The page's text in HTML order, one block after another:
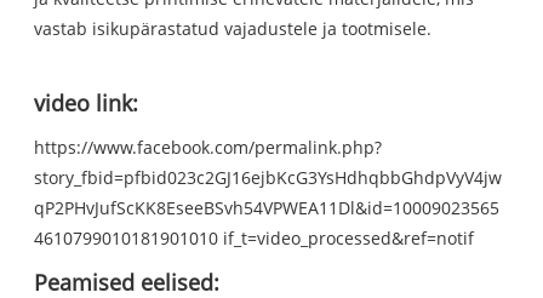
vastab isikupärastatud vajadustele ja tootmisele.
video link:
https://www.facebook.com/permalink.php?
story_fbid=pfbid023c2GJ16ejbKcG3YsHdhqbbGhdpVyV4jw
qP2PHvJufScKK8EseeBSvh54VPWEA11Dl&id=10009023565
4610799010181901010 if_t=video_processed&ref=notif
Peamised eelised: